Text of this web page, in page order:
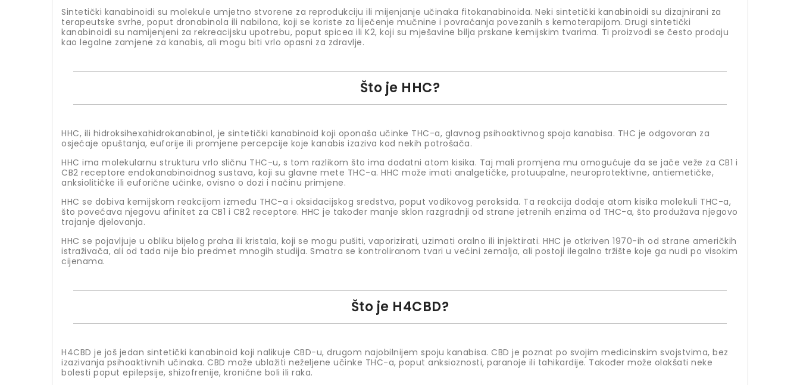
Sintetički kanabinoidi su molekule umjetno stvorene za reprodukciju ili mijenjanje učinaka fitokanabinoida. Neki sintetički kanabinoidi su dizajnirani za
terapeutske svrhe, poput dronabinola ili nabilona, koji se koriste za liječenje mučnine i povraćanja povezanih s kemoterapijom. Drugi sintetički
kanabinoidi su namijenjeni za rekreacijsku upotrebu, poput spicea ili K2, koji su mješavine bilja prskane kemijskim tvarima. Ti proizvodi se često prodaju
kao legalne zamjene za kanabis, ali mogu biti vrlo opasni za zdravlje.
Što je HHC?
HHC, ili hidroksihexahidrokanabinol, je sintetički kanabinoid koji oponaša učinke THC-a, glavnog psihoaktivnog spoja kanabisa. THC je odgovoran za
osjećaje opuštanja, euforije ili promjene percepcije koje kanabis izaziva kod nekih potrošača.
HHC ima molekularnu strukturu vrlo sličnu THC-u, s tom razlikom što ima dodatni atom kisika. Taj mali promjena mu omogućuje da se jače veže za CB1 i
CB2 receptore endokanabinoidnog sustava, koji su glavne mete THC-a. HHC može imati analgetičke, protuupalne, neuroprotektivne, antiemetičke,
anksiolitičke ili euforične učinke, ovisno o dozi i načinu primjene.
HHC se dobiva kemijskom reakcijom između THC-a i oksidacijskog sredstva, poput vodikovog peroksida. Ta reakcija dodaje atom kisika molekuli THC-a,
što povećava njegovu afinitet za CB1 i CB2 receptore. HHC je također manje sklon razgradnji od strane jetrenih enzima od THC-a, što produžava njegovo
trajanje djelovanja.
HHC se pojavljuje u obliku bijelog praha ili kristala, koji se mogu pušiti, vaporizirati, uzimati oralno ili injektirati. HHC je otkriven 1970-ih od strane američkih
istraživača, ali od tada nije bio predmet mnogih studija. Smatra se kontroliranom tvari u većini zemalja, ali postoji ilegalno tržište koje ga nudi po visokim
cijenama.
Što je H4CBD?
H4CBD je još jedan sintetički kanabinoid koji nalikuje CBD-u, drugom najobilnijem spoju kanabisa. CBD je poznat po svojim medicinskim svojstvima, bez
izazivanja psihoaktivnih učinaka. CBD može ublažiti neželjene učinke THC-a, poput anksioznosti, paranoje ili tahikardije. Također može olakšati neke
bolesti poput epilepsije, shizofrenije, kronične boli ili raka.